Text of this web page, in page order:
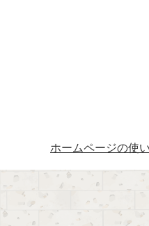
ホームページの使